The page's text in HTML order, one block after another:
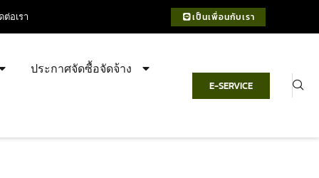
ต่อเรา เป็นเพื่อนกับเรา
ประกาศจัดซื้อจัดจ้าง
E-SERVICE